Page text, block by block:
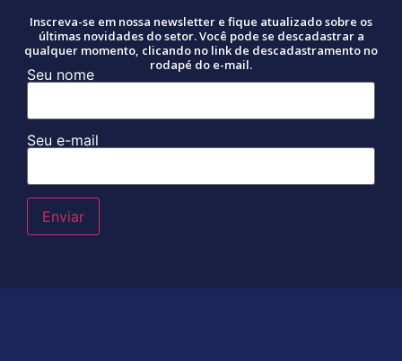
Inscreva-se em nossa newsletter e fique atualizado sobre os
últimas novidades do setor. Você pode se descadastrar a
qualquer momento, clicando no link de descadastramento no
rodapé do e-mail.
Seu nome
Seu e-mail